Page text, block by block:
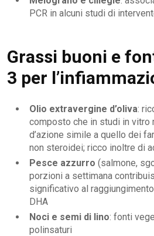
PCR in alcuni studi di
Grassi buoni e
3 per
Olio extravergine d’oliva:
composto che in studi in vitro
d’azione simile a quello dei
non steroidei; ricco inoltre di
Pesce azzurro (salmone,
porzioni a settimana
significativo al
DHA
Noci e semi di lino: fonti
polinsaturi